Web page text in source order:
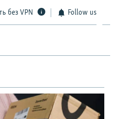
без VPN Follow us